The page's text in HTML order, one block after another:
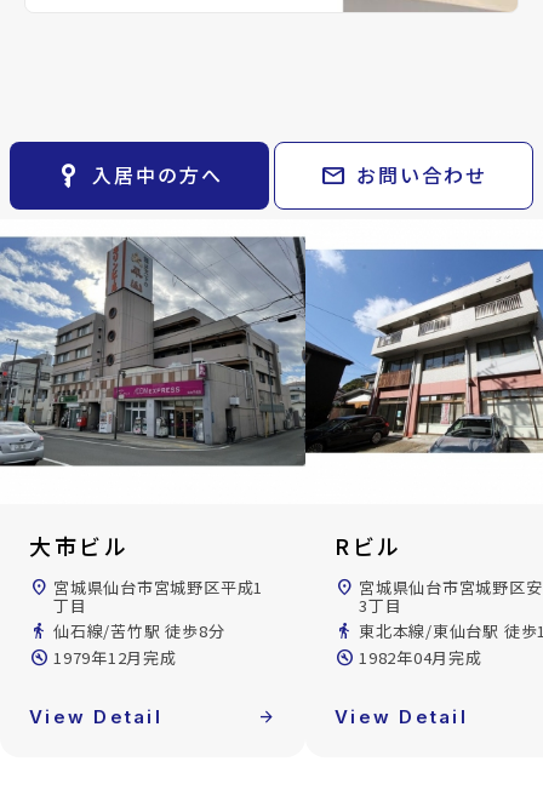
検索条件
閲覧履歴 keyboard_arrow_right
マイホームを考え始めたら keyboard_arrow_right
ご購入の流れ・諸費用 keyboard_arrow_right
open_in_new
key_vertical 入居中の方へ mail お問い合わせ
大市ビル
location_on 宮城県仙台市宮城野区平成1
丁目
directions_walk 仙石線/苦竹駅 徒歩8分
build_circle 1979年12月完成
View Detail arrow_forward
Rビル
location_on 宮城県仙台市宮城野区
3丁目
directions_walk 東北本線/東仙台駅 徒歩
build_circle 1982年04月完成
View Detail